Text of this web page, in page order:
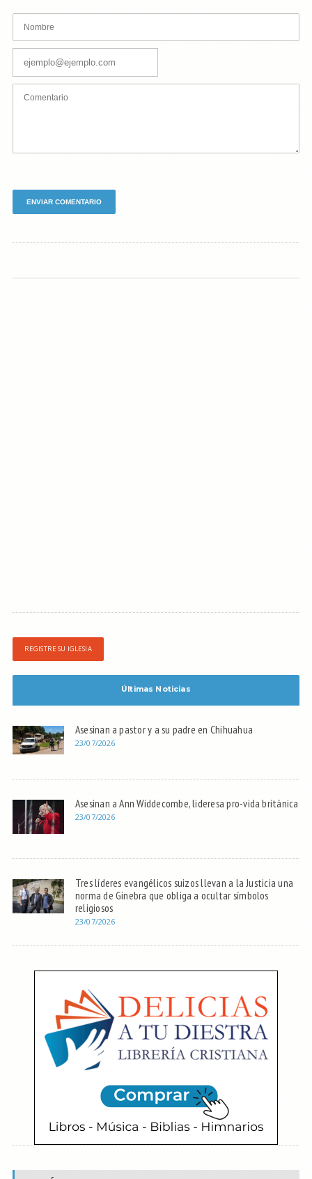
REGISTRE SU IGLESIA
Últimas Noticias
Asesinan a pastor y a su padre en Chihuahua
23/07/2026
Asesinan a Ann Widdecombe, lideresa pro-vida británica
23/07/2026
Tres líderes evangélicos suizos llevan a la Justicia una
norma de Ginebra que obliga a ocultar símbolos
religiosos
23/07/2026